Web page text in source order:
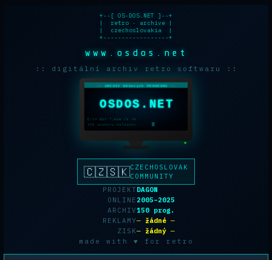
+--[ OS-DOS.NET ]--+
|  retro · archive |
|  czechoslovakia  |
+------------------+
www.osdos.net
:: digitální archiv retro softwaru ::
-- ARCHIV DOSovych PROGRAMU --
OSDOS.NET
C:\> dir *.exe /s /b
150 souboru nalezeno...
🇨🇿🇸🇰CZECHOSLOVAK
COMMUNITY
PROJEKTDAGON
ONLINE 2005–2025
ARCHIV150 prog.
REKLAMY─ žádné ─
ZISK─ žádný ─
made with ♥ for retro